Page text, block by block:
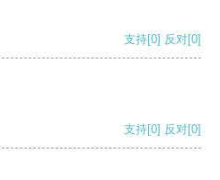
支持[0] 反对[0]
支持[0] 反对[0]